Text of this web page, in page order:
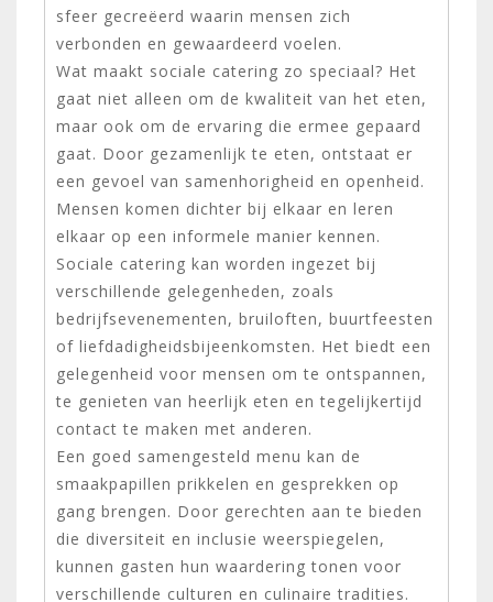
sfeer gecreëerd waarin mensen zich
verbonden en gewaardeerd voelen.
Wat maakt sociale catering zo speciaal? Het
gaat niet alleen om de kwaliteit van het eten,
maar ook om de ervaring die ermee gepaard
gaat. Door gezamenlijk te eten, ontstaat er
een gevoel van samenhorigheid en openheid.
Mensen komen dichter bij elkaar en leren
elkaar op een informele manier kennen.
Sociale catering kan worden ingezet bij
verschillende gelegenheden, zoals
bedrijfsevenementen, bruiloften, buurtfeesten
of liefdadigheidsbijeenkomsten. Het biedt een
gelegenheid voor mensen om te ontspannen,
te genieten van heerlijk eten en tegelijkertijd
contact te maken met anderen.
Een goed samengesteld menu kan de
smaakpapillen prikkelen en gesprekken op
gang brengen. Door gerechten aan te bieden
die diversiteit en inclusie weerspiegelen,
kunnen gasten hun waardering tonen voor
verschillende culturen en culinaire tradities.